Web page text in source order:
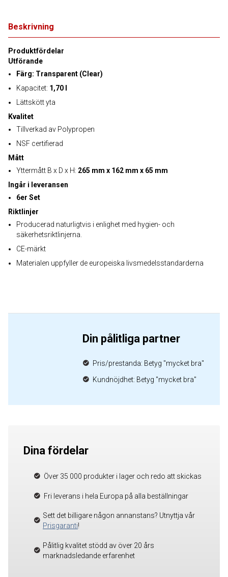
Beskrivning
Produktfördelar
Utförande
Färg: Transparent (Clear)
Kapacitet: 1,70 l
Lättskött yta
Kvalitet
Tillverkad av Polypropen
NSF certifierad
Mått
Yttermått B x D x H: 265 mm x 162 mm x 65 mm
Ingår i leveransen
6er Set
Riktlinjer
Producerad naturligtvis i enlighet med hygien- och
säkerhetsriktlinjerna.
CE-märkt
Materialen uppfyller de europeiska livsmedelsstandarderna
Din pålitliga partner
Pris/prestanda: Betyg "mycket bra"
Kundnöjdhet: Betyg "mycket bra"
Dina fördelar
Över 35 000 produkter i lager och redo att skickas
Fri leverans i hela Europa på alla beställningar
Sett det billigare någon annanstans? Utnyttja vår
Prisgaranti!
Pålitlig kvalitet stödd av över 20 års
marknadsledande erfarenhet